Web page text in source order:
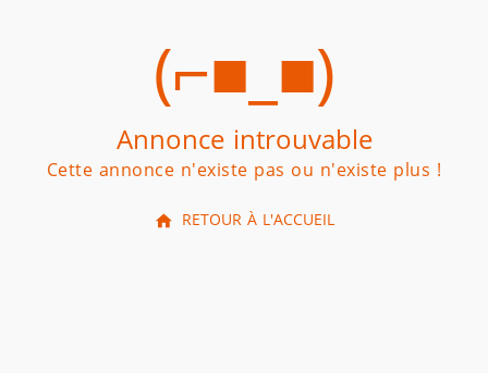
(⌐■_■)
Annonce introuvable
Cette annonce n'existe pas ou n'existe plus !
RETOUR À L'ACCUEIL